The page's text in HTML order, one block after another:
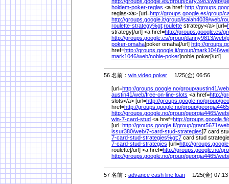
holdem-poker-reglas <a href=http://
reglas</a> [url=http://groups.google.es/group/
http://groups.google.it/group/isaiah4039/web/
roulette-strategy%gt;roulette strategy</a> [url=
strategy[/url] <a href=http://groups.google.es/
http://groups.google.es/group/danny9813/web/
poker-omaha]poker omaha[/url] http://
href=http://groups.google.it/group/mark1046/
mark1046/web/noble-poker]noble poker[/url]
56 名前： win video poker 1/25(金) 06:56
[url=http://groups.google.no/group/austin41/
austin41/web/free-on-line-slots <a href=http://
slots</a> [url=http://groups.google.no/group/
href=http://groups.google.no/group/
http://groups.google.no/group/georgia4465/web/
win-7-card-stud <a href=http://groups.google.fi/
[url=http://groups.google.fi/group/grant5671/
issur380/web/7-card-stud-strategies]7 card
7-card-stud-strategies%gt;7 card stud
7-card-stud-strategies [url=http://
roulette[/url] <a href=http://groups.google.no/
http://groups.google.no/group/georgia4465/web/
57 名前： advance cash line loan 1/25(金) 07:13